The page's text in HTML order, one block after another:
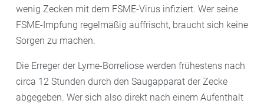
wenig Zecken mit dem FSME-Virus infiziert. Wer seine
FSME-Impfung regelmäßig auffrischt, braucht sich keine
Sorgen zu machen.
Die Erreger der Lyme-Borreliose werden frühestens nach
circa 12 Stunden durch den Saugapparat der Zecke
abgegeben. Wer sich also direkt nach einem Aufenthalt